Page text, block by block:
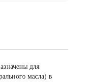
для
масла) в